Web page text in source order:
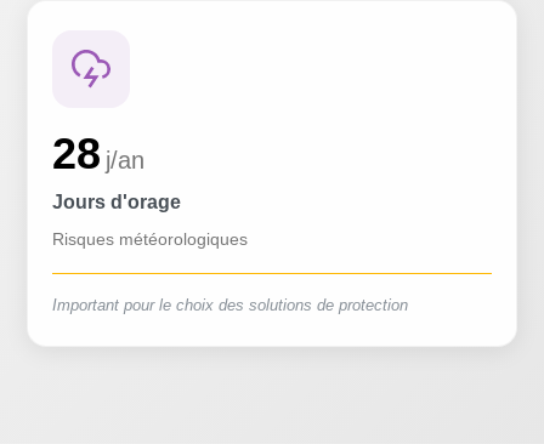
28 j/an
Jours d'orage
Risques météorologiques
Important pour le choix des solutions de protection